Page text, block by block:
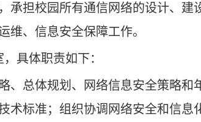
承担校园所有通信网络的设计、建
维、信息安全保障工作。
具体职责如下：
、总体规划、网络信息安全策略和
术标准；组织协调网络安全和信息